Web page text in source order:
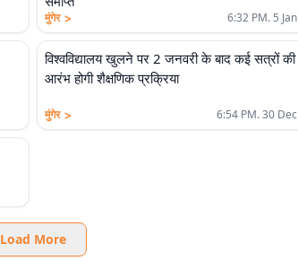
मुंगेर > 6:32 PM. 5 Jan
विश्वविद्यालय खुलने पर 2 जनवरी के बाद कई सत्रों की
आरंभ होगी शैक्षणिक प्रक्रिया
मुंगेर > 6:54 PM. 30 Dec
Load More